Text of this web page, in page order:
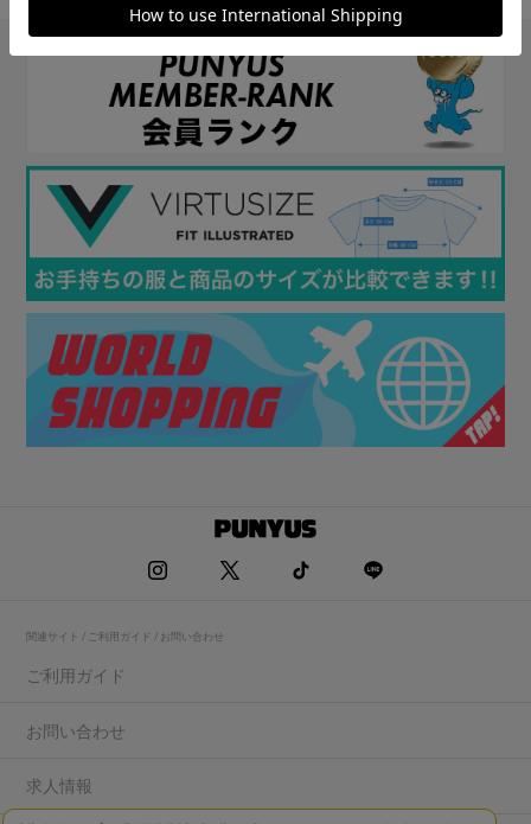
関連サイト / ご利用ガイド / お問い合わせ
ご利用ガイド
お問い合わせ
求人情報